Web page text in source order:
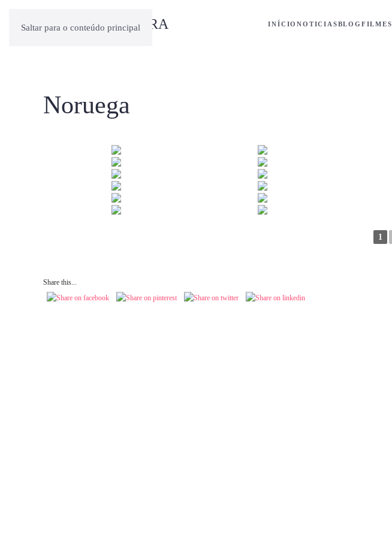
Saltar para o conteúdo principal INÍCIONOTICIASBLOG FILMES
Noruega
1
Share this...